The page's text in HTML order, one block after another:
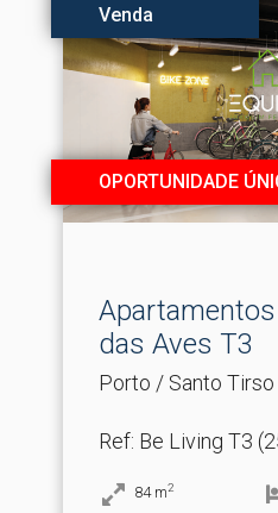
Venda
OPORTUNIDADE
das Aves T3
Porto / Santo
Ref: Be Living T3
84 m2